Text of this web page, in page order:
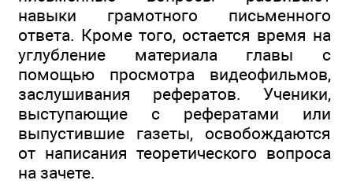
навыки грамотного письменного
ответа. Кроме того, остается время на
углубление материала главы с
помощью просмотра видеофильмов,
заслушивания рефератов. Ученики,
выступающие с рефератами или
выпустившие газеты, освобождаются
от написания теоретического вопроса
на зачете.